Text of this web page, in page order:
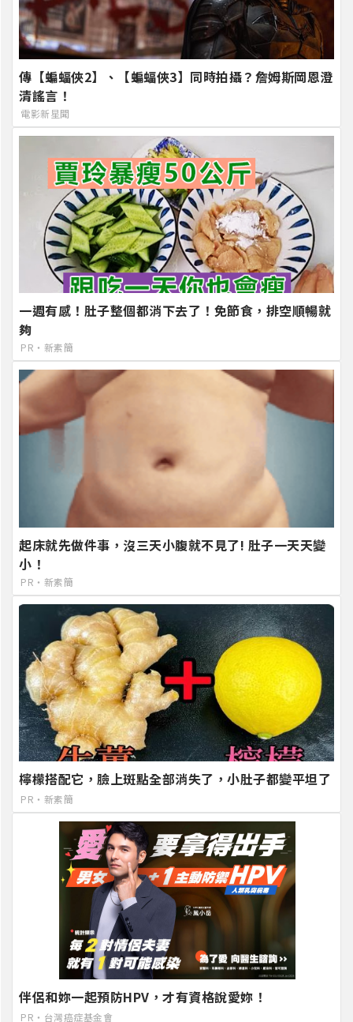
傳【蝙蝠俠2】、【蝙蝠俠3】同時拍攝？詹姆斯岡恩澄
清謠言！
電影新星聞
一週有感！肚子整個都消下去了！免節食，排空順暢就
夠
PR・新素簡
起床就先做件事，沒三天小腹就不見了! 肚子一天天變
小！
PR・新素簡
檸檬搭配它，臉上斑點全部消失了，小肚子都變平坦了
PR・新素簡
伴侶和妳一起預防HPV，才有資格說愛妳！
PR・台灣癌症基金會